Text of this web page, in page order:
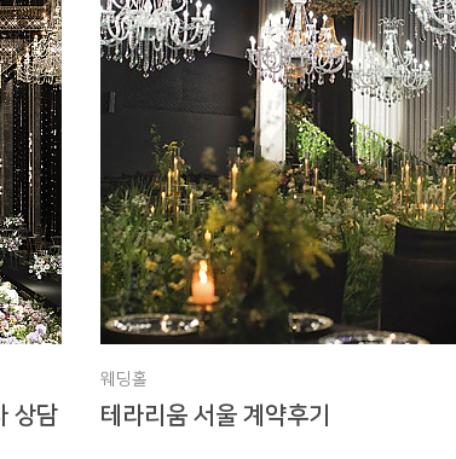
상담 후기
웨딩홀
테라리움 서울 계약후기